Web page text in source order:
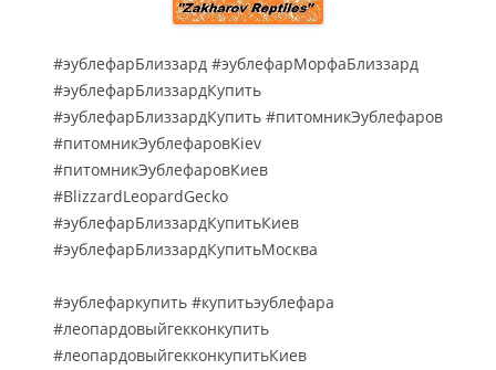
#эублефарБлиззард #эублефарМорфаБлиззард
#эублефарБлиззардКупить
#эублефарБлиззардКупить #питомникЭублефаров
#питомникЭублефаровKiev
#питомникЭублефаровКиев
#BlizzardLeopardGecko
#эублефарБлиззардКупитьКиев
#эублефарБлиззардКупитьМосква
#эублефаркупить #купитьэублефара
#леопардовыйгекконкупить
#леопардовыйгекконкупитьКиев